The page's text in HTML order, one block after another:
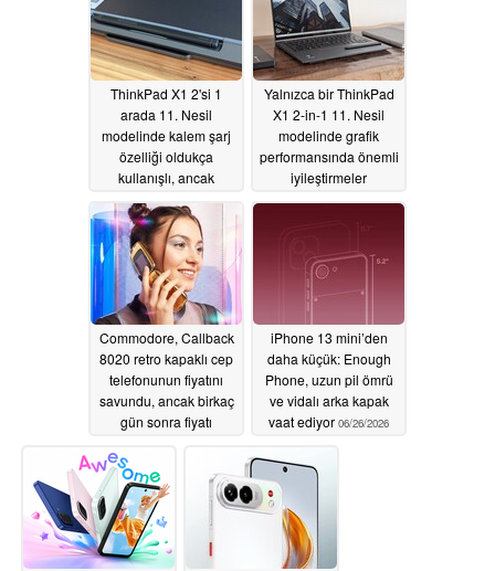
ThinkPad X1 2'si 1
arada 11. Nesil
modelinde kalem şarj
özelliği oldukça
kullanışlı, ancak
dezavantajları da
ortada06/28/2026
Yalnızca bir ThinkPad
X1 2-in-1 11. Nesil
modelinde grafik
performansında önemli
iyileştirmeler
sunulmaktadır06/28/2026
Commodore, Callback
8020 retro kapaklı cep
telefonunun fiyatını
savundu, ancak birkaç
gün sonra fiyatı
iPhone 13 mini’den
daha küçük: Enough
Phone, uzun pil ömrü
ve vidalı arka kapak
vaat ediyor 06/26/2026